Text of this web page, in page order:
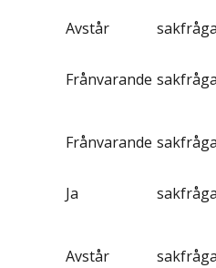
Avstår
Frånvarande
Frånvarande
Ja
Avstår